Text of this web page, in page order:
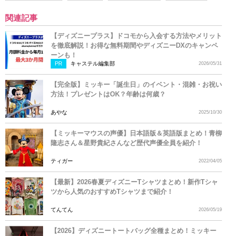
関連記事
【ディズニープラス】ドコモから入会する方法やメリット
を徹底解説！お得な無料期間やディズニーDXのキャンペ
ーンも！
PR キャステル編集部 2026/05/31
【完全版】ミッキー「誕生日」のイベント・混雑・お祝い
方法！プレゼントはOK？年齢は何歳？
あやな 2025/10/30
【ミッキーマウスの声優】日本語版＆英語版まとめ！青柳
隆志さん＆星野貴紀さんなど歴代声優全員を紹介！
ティガー 2022/04/05
【最新】2026春夏ディズニーTシャツまとめ！新作Tシャ
ツから人気のおすすめTシャツまで紹介！
てんてん 2026/05/19
【2026】ディズニートートバッグ全種まとめ！ミッキー